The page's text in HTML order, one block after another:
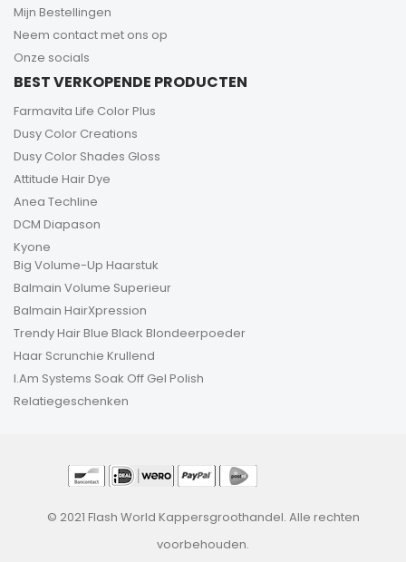
Mijn Bestellingen
Neem contact met ons op
Onze socials
BEST VERKOPENDE PRODUCTEN
Farmavita Life Color Plus
Dusy Color Creations
Dusy Color Shades Gloss
Attitude Hair Dye
Anea Techline
DCM Diapason
Kyone
Big Volume-Up Haarstuk
Balmain Volume Superieur
Balmain HairXpression
Trendy Hair Blue Black Blondeerpoeder
Haar Scrunchie Krullend
I.Am Systems Soak Off Gel Polish
Relatiegeschenken
© 2021 Flash World Kappersgroothandel. Alle rechten
voorbehouden.